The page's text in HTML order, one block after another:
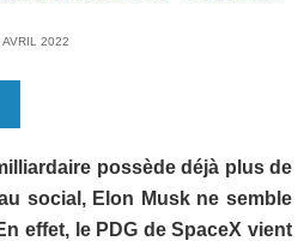
AVRIL 2022
possède déjà plus de
social, Elon Musk ne semble
effet, le PDG de SpaceX vient